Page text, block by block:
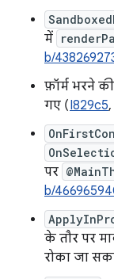
में
b/
फ़ॉर्म भरने
गए (I829c5,
पर
b/
के तौर पर
रोका जा